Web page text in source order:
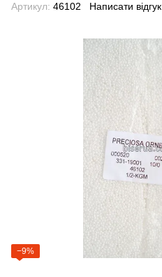
Артикул: 46102 Написати відгук
−9%